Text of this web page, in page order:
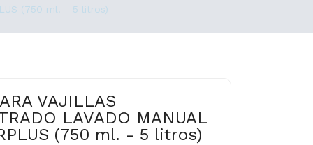
(750 ml. - 5 litros)
VAJILLAS
LAVADO MANUAL
(750 ml. - 5 litros)